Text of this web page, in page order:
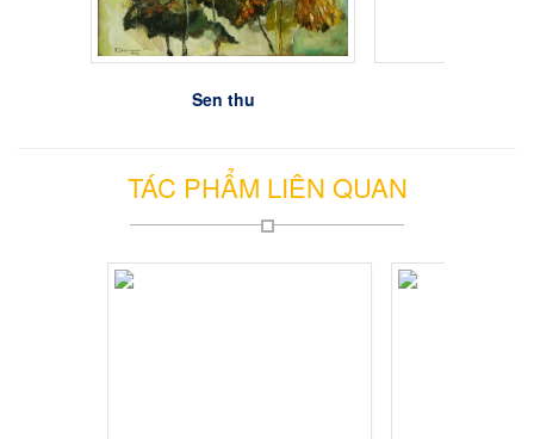
Sen thu
TÁC PHẨM LIÊN QUAN